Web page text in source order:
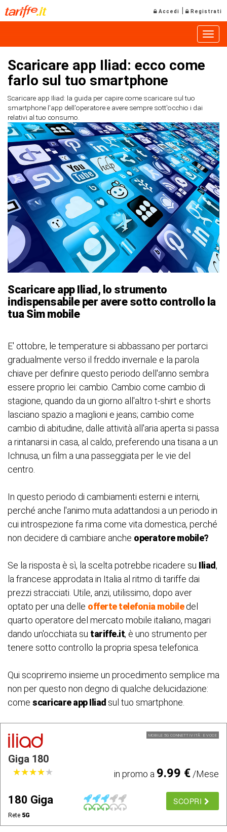
Accedi | Registrati
Scaricare app Iliad: ecco come
farlo sul tuo smartphone
Scaricare app Iliad: la guida per capire come scaricare sul tuo
smartphone l'app dell'operatore e avere sempre sott'occhio i dai
relativi al tuo consumo.
Scaricare app Iliad, lo strumento
indispensabile per avere sotto controllo la
tua Sim mobile
E' ottobre, le temperature si abbassano per portarci
gradualmente verso il freddo invernale e la parola
chiave per definire questo periodo dell'anno sembra
essere proprio lei: cambio. Cambio come cambio di
stagione, quando da un giorno all'altro t-shirt e shorts
lasciano spazio a maglioni e jeans; cambio come
cambio di abitudine, dalle attività all'aria aperta si passa
a rintanarsi in casa, al caldo, preferendo una tisana a un
Ichnusa, un film a una passeggiata per le vie del
centro.
In questo periodo di cambiamenti esterni e interni,
perché anche l'animo muta adattandosi a un periodo in
cui introspezione fa rima come vita domestica, perché
non decidere di cambiare anche operatore mobile?
Se la risposta è sì, la scelta potrebbe ricadere su Iliad,
la francese approdata in Italia al ritmo di tariffe dai
prezzi stracciati. Utile, anzi, utilissimo, dopo aver
optato per una delle offerte telefonia mobiledel
quarto operatore del mercato mobile italiano, magari
dando un'occhiata su tariffe.it, è uno strumento per
tenere sotto controllo la propria spesa telefonica.
Qui scopriremo insieme un procedimento semplice ma
non per questo non degno di qualche delucidazione:
come scaricare app Iliad sul tuo smartphone.
MOBILE 5G CONNETTIVITÃ E VOCE
Giga 180
★★★★★
★★★★★ in promo a 9.99 €/Mese
180 Giga
Rete 5G
SCOPRI